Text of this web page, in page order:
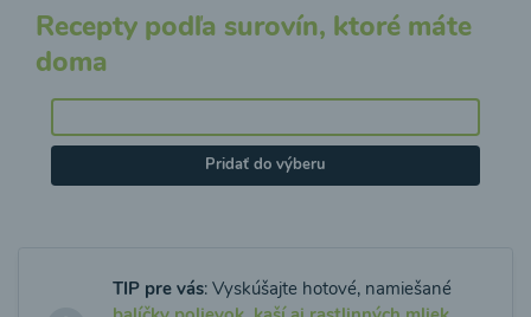
Recepty podľa surovín, ktoré máte
doma
Pridať do výberu
TIP pre vás: Vyskúšajte hotové, namiešané